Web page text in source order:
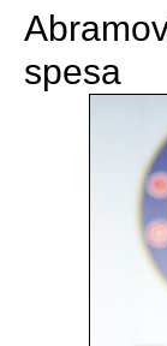
spesa